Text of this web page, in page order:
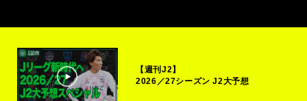
【週刊J2】
2026／27シーズン J2大予想